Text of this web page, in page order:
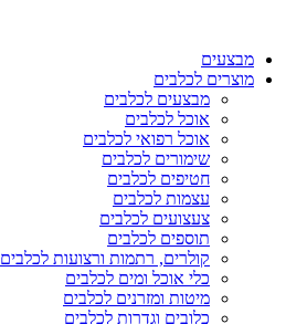
מבצעים
מוצרים לכלבים
מבצעים לכלבים
אוכל לכלבים
אוכל רפואי לכלבים
שימורים לכלבים
חטיפים לכלבים
עצמות לכלבים
צעצועים לכלבים
תוספים לכלבים
קולרים, רתמות ורצועות לכלבים
כלי אוכל ומים לכלבים
מיטות ומזרנים לכלבים
כלובים וגדרות לכלבים